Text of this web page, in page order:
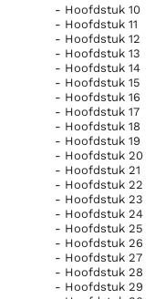
- Hoofdstuk 10
- Hoofdstuk 11
- Hoofdstuk 12
- Hoofdstuk 13
- Hoofdstuk 14
- Hoofdstuk 15
- Hoofdstuk 16
- Hoofdstuk 17
- Hoofdstuk 18
- Hoofdstuk 19
- Hoofdstuk 20
- Hoofdstuk 21
- Hoofdstuk 22
- Hoofdstuk 23
- Hoofdstuk 24
- Hoofdstuk 25
- Hoofdstuk 26
- Hoofdstuk 27
- Hoofdstuk 28
- Hoofdstuk 29
Op het woord
naar zijn
posten.
Zie de
zo heerlijk en
Hij legt langs
handen van
gespannen.
Hij jaagt door
snelle